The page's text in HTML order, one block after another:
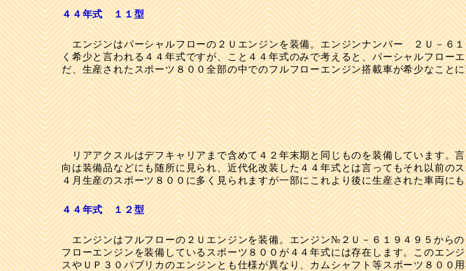
４４年式 １１型
エンジンはパーシャルフローの２Ｕエンジンを装備。エンジンナンバー ２Ｕ－６１
く希少と言われる４４年式ですが、こと４４年式のみで考えると、パーシャルフロー
だ、生産されたスポーツ８００全部の中でのフルフローエンジン搭載車が希少なこと
リアアクスルはデフキャリアまで含めて４２年末期と同じものを装備しています。
向は装備品などにも随所に見られ、近代化改装した４４年式とは言ってもそれ以前
４月生産のスポーツ８００に多く見られますが一部にこれより後に生産された車両
４４年式 １２型
エンジンはフルフローの２Ｕエンジンを装備。エンジン№２Ｕ－６１９４９５から
フローエンジンを装備しているスポーツ８００が４４年式には存在します。このエン
スやＵＰ３０パブリカのエンジンとも仕様が異なり、カムシャフト等スポーツ８００